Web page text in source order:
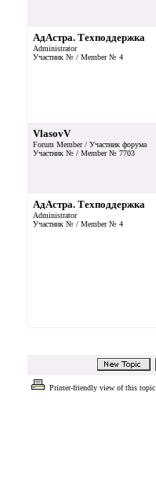
АдАстра. Техподдержка
Administrator
Участник № / Member № 4
VlasovV
Forum Member / Участник форума
Участник № / Member № 7703
АдАстра. Техподдержка
Administrator
Участник № / Member № 4
Printer-friendly view of this topic